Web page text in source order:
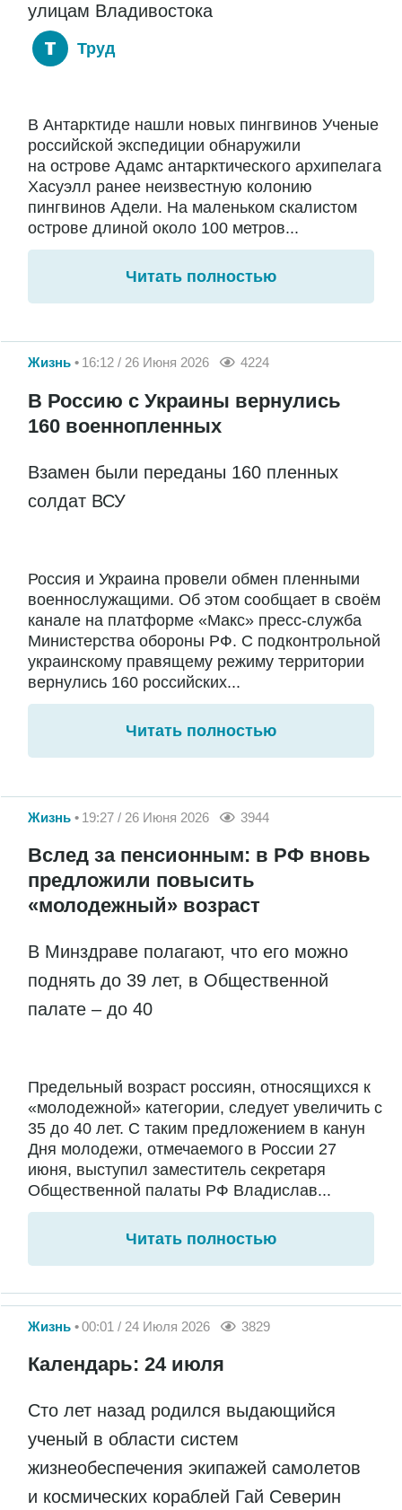
улицам Владивостока
Труд
В Антарктиде нашли новых пингвинов Ученые
российской экспедиции обнаружили
на острове Адамс антарктического архипелага
Хасуэлл ранее неизвестную колонию
пингвинов Адели. На маленьком скалистом
острове длиной около 100 метров...
Читать полностью
Жизнь 16:12 / 26 Июня 2026 4224
В Россию с Украины вернулись
160 военнопленных
Взамен были переданы 160 пленных
солдат ВСУ
Россия и Украина провели обмен пленными
военнослужащими. Об этом сообщает в своём
канале на платформе «Макс» пресс-служба
Министерства обороны РФ. С подконтрольной
украинскому правящему режиму территории
вернулись 160 российских...
Читать полностью
Жизнь 19:27 / 26 Июня 2026 3944
Вслед за пенсионным: в РФ вновь
предложили повысить
«молодежный» возраст
В Минздраве полагают, что его можно
поднять до 39 лет, в Общественной
палате – до 40
Предельный возраст россиян, относящихся к
«молодежной» категории, следует увеличить с
35 до 40 лет. С таким предложением в канун
Дня молодежи, отмечаемого в России 27
июня, выступил заместитель секретаря
Общественной палаты РФ Владислав...
Читать полностью
Жизнь 00:01 / 24 Июля 2026 3829
Календарь: 24 июля
Сто лет назад родился выдающийся
ученый в области систем
жизнеобеспечения экипажей самолетов
и космических кораблей Гай Северин